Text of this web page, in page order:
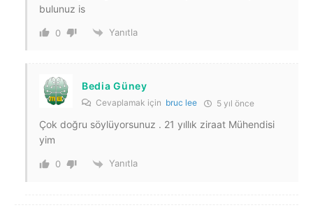
bulunuz is
0 Yanıtla
Bedia Güney
Cevaplamak için bruc lee 5 yıl önce
Çok doğru söylüyorsunuz . 21 yıllık ziraat Mühendisi
yim
0 Yanıtla